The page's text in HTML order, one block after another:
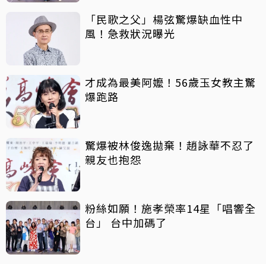
「民歌之父」楊弦驚爆缺血性中
風！急救狀況曝光
才成為最美阿嬤！56歲玉女教主驚
爆跑路
驚爆被林俊逸拋棄！趙詠華不忍了
親友也抱怨
粉絲如願！施孝榮率14星「唱響全
台」 台中加碼了